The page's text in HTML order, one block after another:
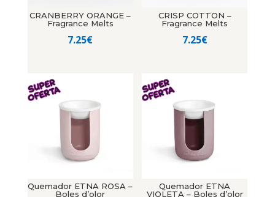
CRANBERRY ORANGE –
Fragrance Melts
7.25€
CRISP COTTON –
Fragrance Melts
7.25€
Quemador ETNA ROSA –
Boles d’olor
Quemador ETNA
VIOLETA – Boles d’olor